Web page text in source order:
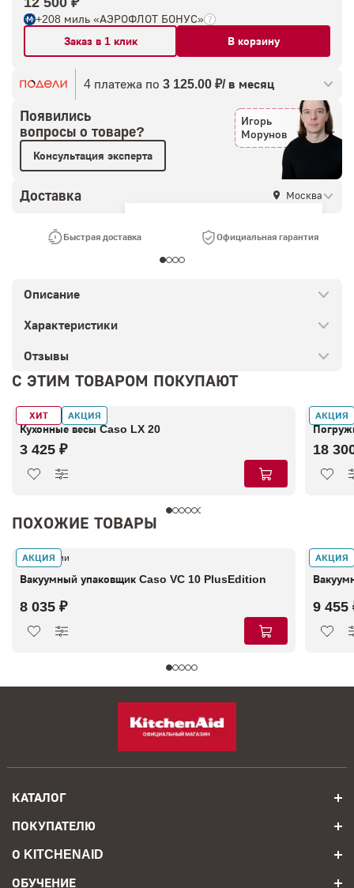
+208 миль «АЭРОФЛОТ БОНУС»
Заказ в 1 клик
В корзину
4 платежа по 3 125.00 ₽/ в месяц
Появились
вопросы о товаре?
Консультация эксперта
Игорь
Морунов
Доставка Москва
Быстрая доставка Официальная гарантия
Описание
Характеристики
Отзывы
С ЭТИМ ТОВАРОМ ПОКУПАЮТ
ХИТ АКЦИЯ
В наличии
Кухонные весы Caso LX 20
3 425 ₽
АКЦИЯ
В
18
ПОХОЖИЕ ТОВАРЫ
АКЦИЯ
В наличии
Вакуумный упаковщик Caso VC 10 PlusEdition
8 035 ₽
АКЦИЯ
В
9 455
КАТАЛОГ
ПОКУПАТЕЛЮ
О KITCHENAID
ОБУЧЕНИЕ